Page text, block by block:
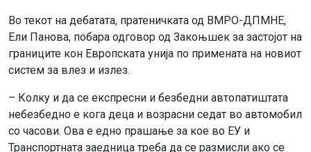
Во текот на дебатата, пратеничката од ВМРО-ДПМНЕ,
Ели Панова, побара одговор од Закоњшек за застојот на
границите кон Европската унија по примената на новиот
систем за влез и излез.
– Колку и да се експресни и безбедни автопатиштата
небезбедно е кога деца и возрасни седат во автомобил
со часови. Ова е едно прашање за кое во ЕУ и
Транспортната заедница треба да се размисли ако се